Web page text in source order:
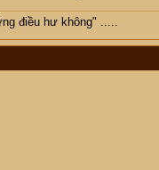
điều hư không" .....